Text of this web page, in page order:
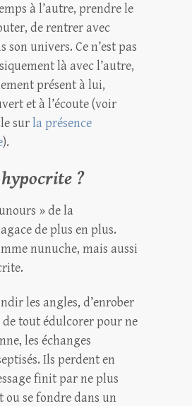
à l’autre, prendre le
de rentrer avec
son univers. Ce n’est pas
là avec l’autre,
présent à lui,
et à l’écoute (voir
surla présence
).
?
» de la
de plus en plus.
nunuche, mais aussi
les angles, d’enrober
tout édulcorer pour ne
les échanges
Ils perdent en
finit par ne plus
ou se fondre dans un